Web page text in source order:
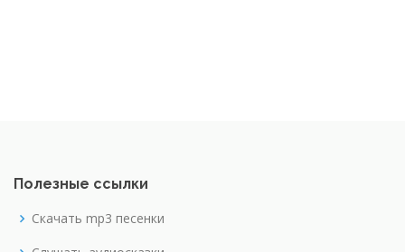
Полезные ссылки
Скачать mp3 песенки